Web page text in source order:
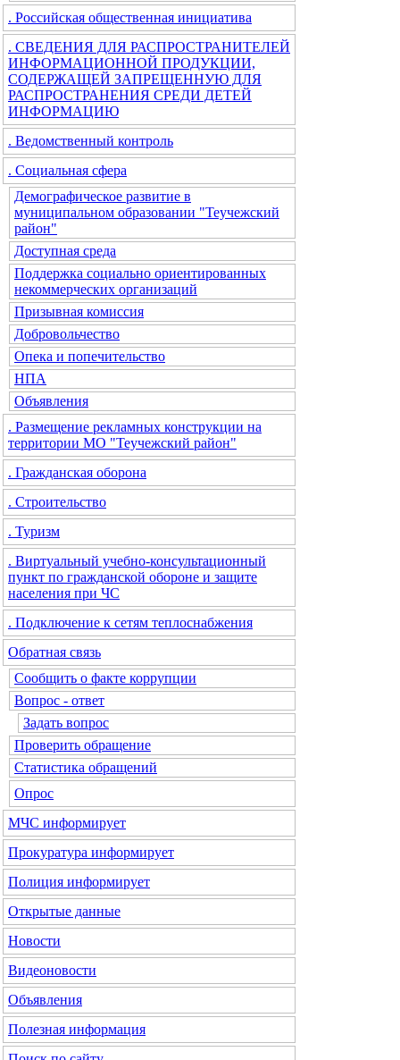
. Российская общественная инициатива
. СВЕДЕНИЯ ДЛЯ РАСПРОСТРАНИТЕЛЕЙ
ИНФОРМАЦИОННОЙ ПРОДУКЦИИ,
СОДЕРЖАЩЕЙ ЗАПРЕЩЕННУЮ ДЛЯ
РАСПРОСТРАНЕНИЯ СРЕДИ ДЕТЕЙ
ИНФОРМАЦИЮ
. Ведомственный контроль
. Социальная сфера
Демографическое развитие в
муниципальном образовании "Теучежский
район"
Доступная среда
Поддержка социально ориентированных
некоммерческих организаций
Призывная комиссия
Добровольчество
Опека и попечительство
НПА
Объявления
. Размещение рекламных конструкции на
территории МО "Теучежский район"
. Гражданская оборона
. Строительство
. Туризм
. Виртуальный учебно-консультационный
пункт по гражданской обороне и защите
населения при ЧС
. Подключение к сетям теплоснабжения
Обратная связь
Сообщить о факте коррупции
Вопрос - ответ
Задать вопрос
Проверить обращение
Статистика обращений
Опрос
МЧС информирует
Прокуратура информирует
Полиция информирует
Открытые данные
Новости
Видеоновости
Объявления
Полезная информация